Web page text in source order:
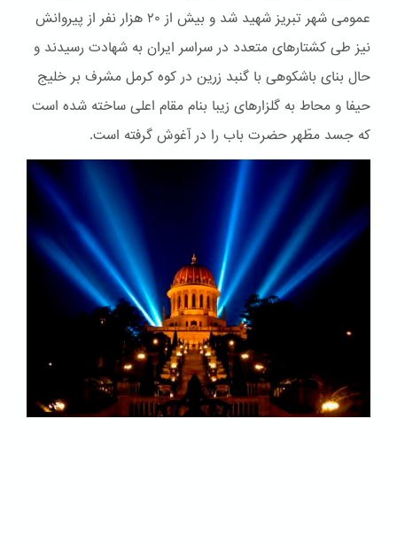
عمومی شهر تبریز شهید شد و بیش از ۲۰ هزار نفر از پیروانش
نیز طی کشتارهای متعدد در سراسر ایران به شهادت رسیدند و
حال بنای باشكوهی با گنبد زرین در کوه کرمل مشرف بر خلیج
حیفا و محاط به گلزارهای زیبا بنام مقام اعلی ساخته شده است
که جسد مطّهر حضرت باب را در آغوش گرفته است.